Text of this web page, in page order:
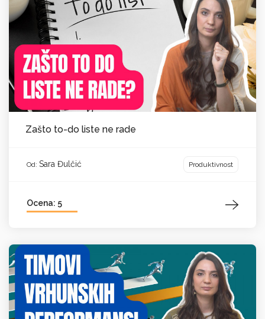
Zašto to-do liste ne rade
Od: Sara Đulčić Produktivnost
Ocena: 5